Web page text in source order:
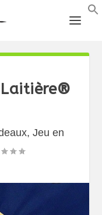
Laitière®
Jeu en